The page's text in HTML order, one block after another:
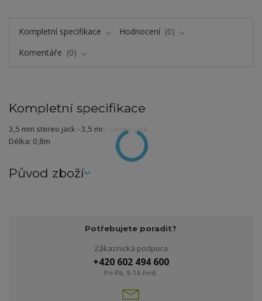
Kompletní specifikace Hodnocení
0
Komentáře
0
Kompletní specifikace
3,5 mm stereo jack - 3,5 mm stereo jack
Délka: 0,8m
Původ zboží
Potřebujete poradit?
Zákaznická podpora
+420 602 494 600
Po-Pá, 9-16 hod.